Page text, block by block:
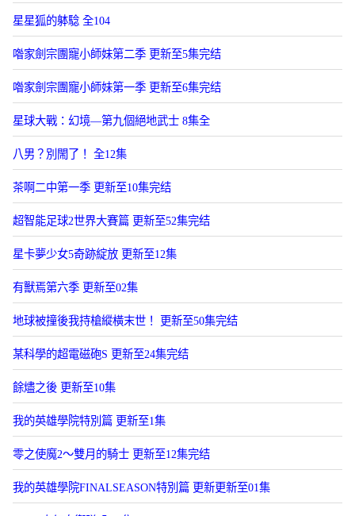
星星狐的躰騐 全104
喒家劍宗團寵小師妹第二季 更新至5集完结
喒家劍宗團寵小師妹第一季 更新至6集完结
星球大戰：幻境—第九個絕地武士 8集全
八男？別閙了！ 全12集
茶啊二中第一季 更新至10集完结
超智能足球2世界大賽篇 更新至52集完结
星卡夢少女5奇跡綻放 更新至12集
有獸焉第六季 更新至02集
地球被撞後我持槍縱橫末世！ 更新至50集完结
某科學的超電磁砲S 更新至24集完结
餘燼之後 更新至10集
我的英雄學院特別篇 更新至1集
零之使魔2～雙月的騎士 更新至12集完结
我的英雄學院FINALSEASON特別篇 更新更新至01集